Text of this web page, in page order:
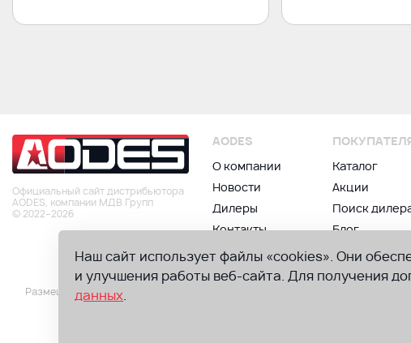
Наш сайт использует файлы «cookies». Они
и улучшения работы веб-сайта. Для получения
данных.
Официальный сайт дистрибьютора
AODES, компании МДВ Групп
© 2022–2026
AODES
О компании
Новости
Дилеры
Контакты
Каталог
Акции
Поиск
Блог
Размещенная на сайте информация носит информационный характер. Не
безпредварительного уведомления со своей